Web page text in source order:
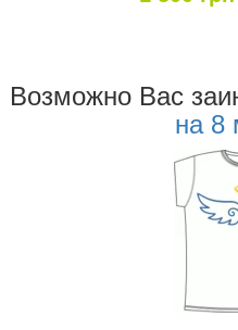
Возможно Ваc
на 8